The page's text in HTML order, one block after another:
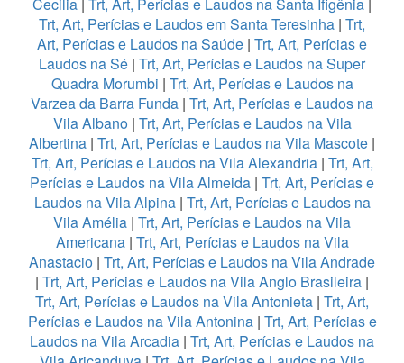
Cecilia | Trt, Art, Perícias e Laudos na Santa Ifigênia |
Trt, Art, Perícias e Laudos em Santa Teresinha | Trt,
Art, Perícias e Laudos na Saúde | Trt, Art, Perícias e
Laudos na Sé | Trt, Art, Perícias e Laudos na Super
Quadra Morumbi | Trt, Art, Perícias e Laudos na
Varzea da Barra Funda | Trt, Art, Perícias e Laudos na
Vila Albano| Trt, Art, Perícias e Laudos na Vila
Albertina | Trt, Art, Perícias e Laudos na Vila Mascote |
Trt, Art, Perícias e Laudos na Vila Alexandria| Trt, Art,
Perícias e Laudos na Vila Almeida | Trt, Art, Perícias e
Laudos na Vila Alpina | Trt, Art, Perícias e Laudos na
Vila Amélia | Trt, Art, Perícias e Laudos na Vila
Americana| Trt, Art, Perícias e Laudos na Vila
Anastacio | Trt, Art, Perícias e Laudos na Vila Andrade
| Trt, Art, Perícias e Laudos na Vila Anglo Brasileira |
Trt, Art, Perícias e Laudos na Vila Antonieta | Trt, Art,
Perícias e Laudos na Vila Antonina| Trt, Art, Perícias e
Laudos na Vila Arcadia | Trt, Art, Perícias e Laudos na